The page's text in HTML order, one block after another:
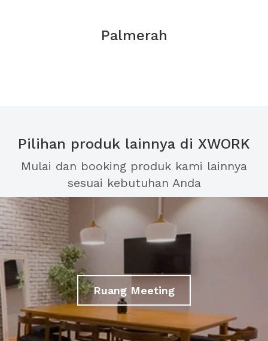
Palmerah
Pilihan produk lainnya di XWORK
Mulai dan booking produk kami lainnya
sesuai kebutuhan Anda
Ruang Meeting